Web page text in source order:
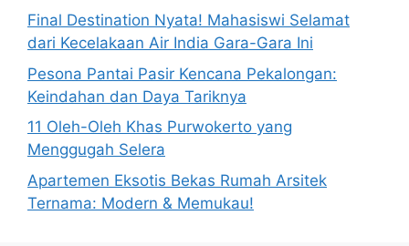
Final Destination Nyata! Mahasiswi Selamat
dari Kecelakaan Air India Gara-Gara Ini
Pesona Pantai Pasir Kencana Pekalongan:
Keindahan dan Daya Tariknya
11 Oleh-Oleh Khas Purwokerto yang
Menggugah Selera
Apartemen Eksotis Bekas Rumah Arsitek
Ternama: Modern & Memukau!